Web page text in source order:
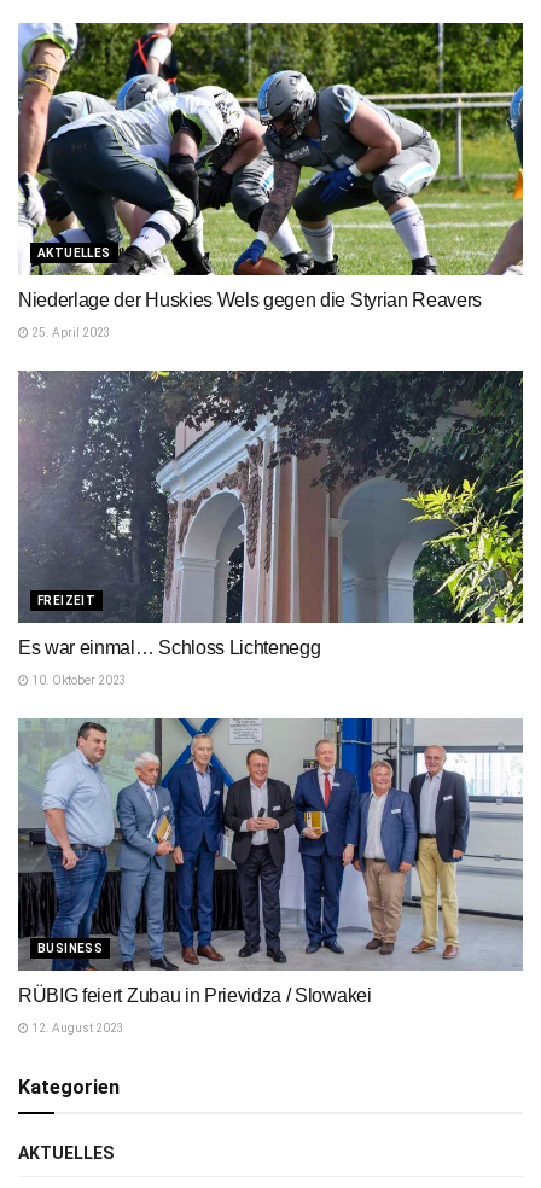
AKTUELLES
Niederlage der Huskies Wels gegen die Styrian Reavers
25. April 2023
FREIZEIT
Es war einmal… Schloss Lichtenegg
10. Oktober 2023
BUSINESS
RÜBIG feiert Zubau in Prievidza / Slowakei
12. August 2023
Kategorien
AKTUELLES